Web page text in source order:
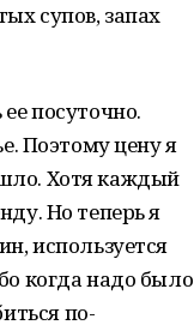
супов, запах
посуточно.
Поэтому цену я
Хотя каждый
Но теперь я
используется
когда надо было
по-